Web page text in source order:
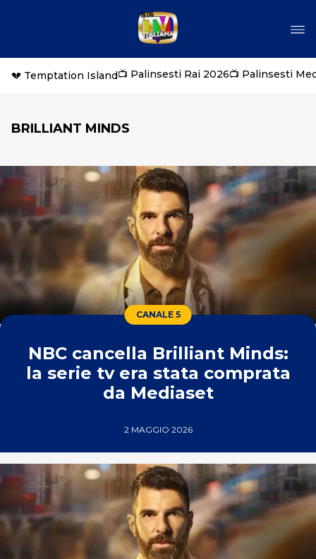
💔 Temptation Island📺 Palinsesti Rai 2026📺 Palinsesti
BRILLIANT MINDS
CANALE 5
NBC cancella Brilliant Minds:
la serie tv era stata comprata
da Mediaset
2 MAGGIO 2026